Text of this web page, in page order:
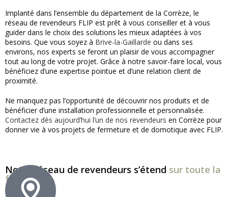
Implanté dans l’ensemble du département de la Corrèze, le
réseau de revendeurs FLIP est prêt à vous conseiller et à vous
guider dans le choix des solutions les mieux adaptées à vos
besoins. Que vous soyez à Brive-la-Gaillarde ou dans ses
environs, nos experts se feront un plaisir de vous accompagner
tout au long de votre projet. Grâce à notre savoir-faire local, vous
bénéficiez d’une expertise pointue et d’une relation client de
proximité.
Ne manquez pas l’opportunité de découvrir nos produits et de
bénéficier d’une installation professionnelle et personnalisée.
Contactez dès aujourd’hui l’un de nos revendeurs en Corrèze pour
donner vie à vos projets de fermeture et de domotique avec FLIP.
Notre réseau de revendeurs s’étend sur toute la
france !